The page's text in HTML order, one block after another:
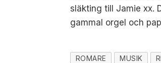
släkting till Jamie xx.
gammal orgel och
ROMARE MUSIK